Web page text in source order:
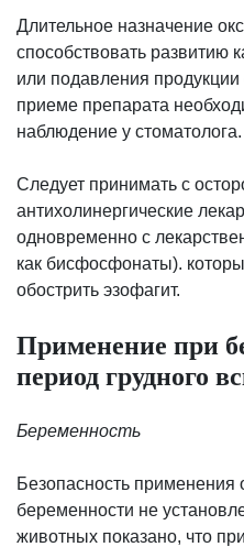
Длительное назначение
способствовать развитию
или подавления
приеме препарата
наблюдение у стоматолога.
Следует принимать с
антихолинергические
одновременно с
как бисфосфонаты).
обострить эзофагит.
Применение при
период грудного
Беременность
Безопасность применения
беременности не
животных показано, что